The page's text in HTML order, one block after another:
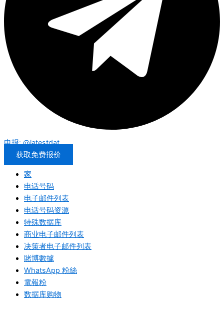
电报: @latestdat
获取免费报价
家
电话号码
电子邮件列表
电话号码资源
特殊数据库
商业电子邮件列表
决策者电子邮件列表
賭博數據
WhatsApp 粉絲
電報粉
数据库购物